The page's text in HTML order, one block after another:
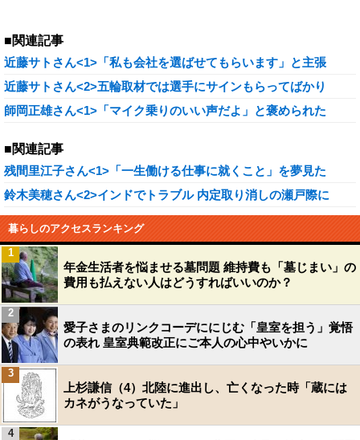
■関連記事
近藤サトさん<1>「私も会社を選ばせてもらいます」と主張
近藤サトさん<2>五輪取材では選手にサインもらってばかり
師岡正雄さん<1>「マイク乗りのいい声だよ」と褒められた
■関連記事
残間里江子さん<1>「一生働ける仕事に就くこと」を夢見た
鈴木美穂さん<2>インドでトラブル 内定取り消しの瀬戸際に
暮らしのアクセスランキング
年金生活者を悩ませる墓問題 維持費も「墓じまい」の
費用も払えない人はどうすればいいのか？
1
愛子さまのリンクコーデににじむ「皇室を担う」覚悟
の表れ 皇室典範改正にご本人の心中やいかに
2
上杉謙信（4）北陸に進出し、亡くなった時「蔵には
カネがうなっていた」
3
4